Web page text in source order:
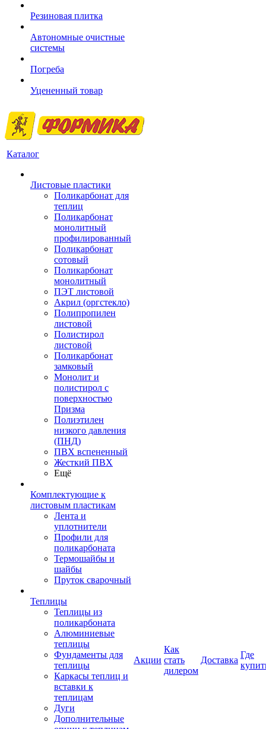
Резиновая плитка
Автономные очистные
системы
Погреба
Уцененный товар
Каталог
Листовые пластики
Поликарбонат для
теплиц
Поликарбонат
монолитный
профилированный
Поликарбонат
сотовый
Поликарбонат
монолитный
ПЭТ листовой
Акрил (оргстекло)
Полипропилен
листовой
Полистирол
листовой
Поликарбонат
замковый
Монолит и
полистирол с
поверхностью
Призма
Полиэтилен
низкого давления
(ПНД)
ПВХ вспененный
Жесткий ПВХ
Ещё
Комплектующие к
листовым пластикам
Лента и
уплотнители
Профили для
поликарбоната
Термошайбы и
шайбы
Пруток сварочный
Теплицы
Теплицы из
поликарбоната
Алюминиевые
теплицы
Фундаменты для
теплицы
Каркасы теплиц и
вставки к
теплицам
Дуги
Дополнительные
Акции
Как
стать
дилером
Доставка
Где